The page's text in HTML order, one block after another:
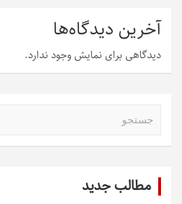
آخرین دیدگاه‌ها
دیدگاهی برای نمایش وجود ندارد.
مطالب جدید